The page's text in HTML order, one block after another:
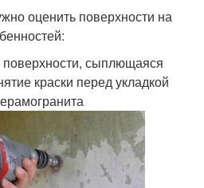
оценить поверхности на
сыплющаяся
краски перед укладкой